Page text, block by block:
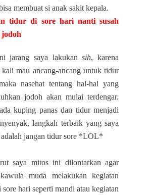
membuat si anak sakit kepala.
tidur di sore hari nanti susah
jarang saya lakukansih, karena
kali mau ancang-ancang untuk tidur
nasehat tentang hal-hal yang
jodoh akan mulai terdengar.
kuping panas dan tidur menjadi
langkah terbaik yang saya
jangan tidur sore *LOL*
saya mitos ini dilontarkan agar
muda melakukan kegiatan
sore hari seperti mandi atau kegiatan